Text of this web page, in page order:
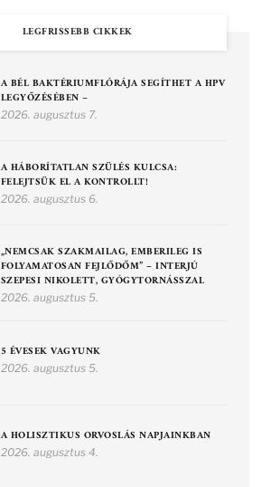
LEGFRISSEBB CIKKEK
A BÉL BAKTÉRIUMFLÓRÁJA SEGÍTHET A HPV
LEGYŐZÉSÉBEN –
2026. augusztus 7.
A HÁBORÍTATLAN SZÜLÉS KULCSA:
FELEJTSÜK EL A KONTROLLT!
2026. augusztus 6.
„NEMCSAK SZAKMAILAG, EMBERILEG IS
FOLYAMATOSAN FEJLŐDŐM” – INTERJÚ
SZEPESI NIKOLETT, GYÓGYTORNÁSSZAL
2026. augusztus 5.
5 ÉVESEK VAGYUNK
2026. augusztus 5.
A HOLISZTIKUS ORVOSLÁS NAPJAINKBAN
2026. augusztus 4.